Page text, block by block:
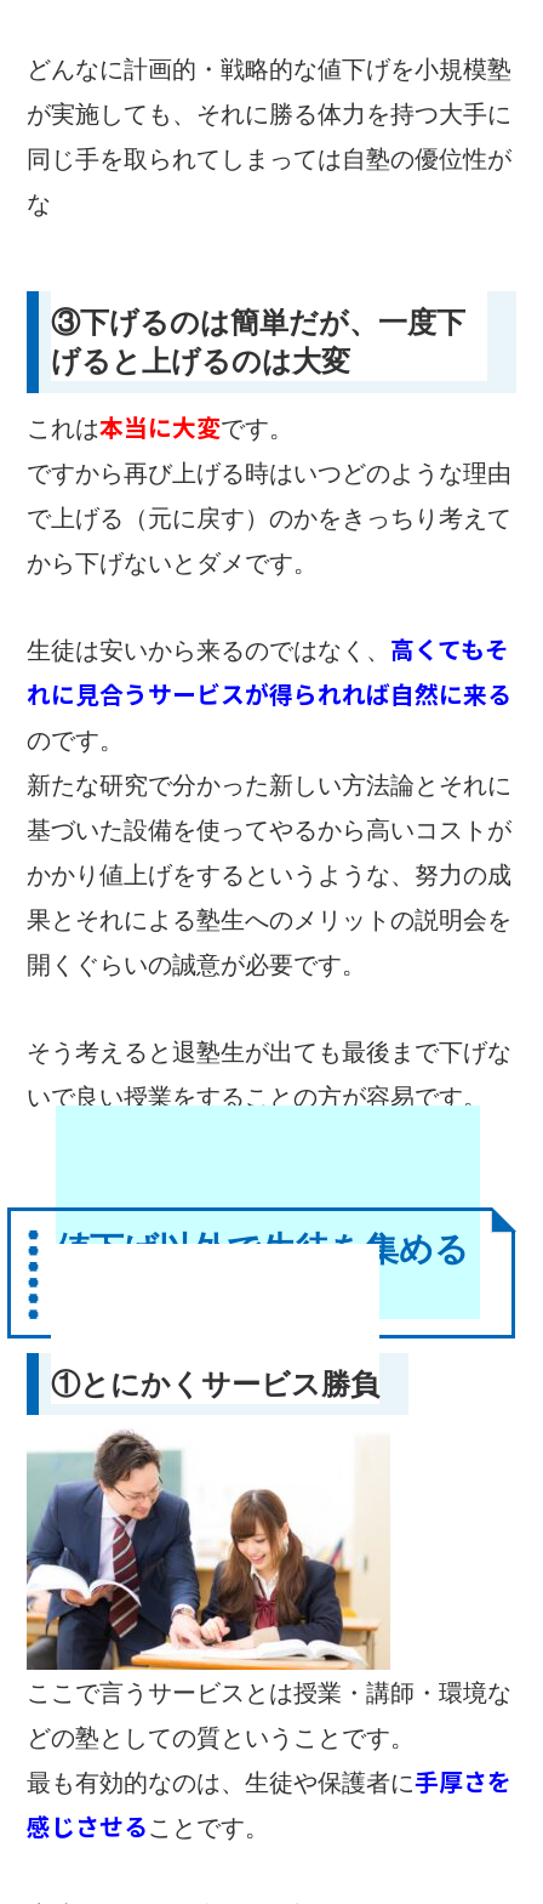
どんなに計画的・戦略的な値下げを小規模塾
が実施しても、それに勝る体力を持つ大手に
同じ手を取られてしまっては自塾の優位性が
なくなってしまいます。
③下げるのは簡単だが、一度下
げると上げるのは大変
これは本当に大変です。
ですから再び上げる時はいつどのような理由
で上げる（元に戻す）のかをきっちり考えて
から下げないとダメです。
生徒は安いから来るのではなく、 高くてもそ
れに見合うサービスが得られれば自然に来る
のです。
新たな研究で分かった新しい方法論とそれに
基づいた設備を使ってやるから高いコストが
かかり値上げをするというような、努力の成
果とそれによる塾生へのメリットの説明会を
開くぐらいの誠意が必要です。
そう考えると退塾生が出ても最後まで下げな
いで良い授業をすることの方が容易です。
値下げ以外で生徒を集める
①とにかくサービス勝負
ここで言うサービスとは授業・講師・環境な
どの塾としての質ということです。
最も有効的なのは、生徒や保護者に手厚さを
感じさせることです。